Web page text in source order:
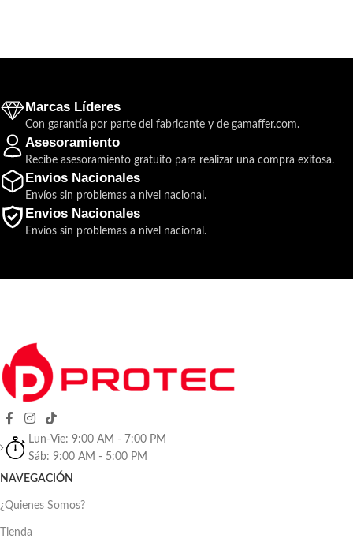
Marcas Líderes
Con garantía por parte del fabricante y de gamaffer.com.
Asesoramiento
Recibe asesoramiento gratuito para realizar una compra exitosa.
Envios Nacionales
Envíos sin problemas a nivel nacional.
Envios Nacionales
Envíos sin problemas a nivel nacional.
Lun-Vie: 9:00 AM - 7:00 PM
Sáb: 9:00 AM - 5:00 PM
NAVEGACIÓN
¿Quienes Somos?
Tienda